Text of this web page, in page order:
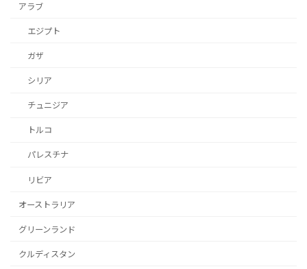
アラブ
エジプト
ガザ
シリア
チュニジア
トルコ
パレスチナ
リビア
オーストラリア
グリーンランド
クルディスタン